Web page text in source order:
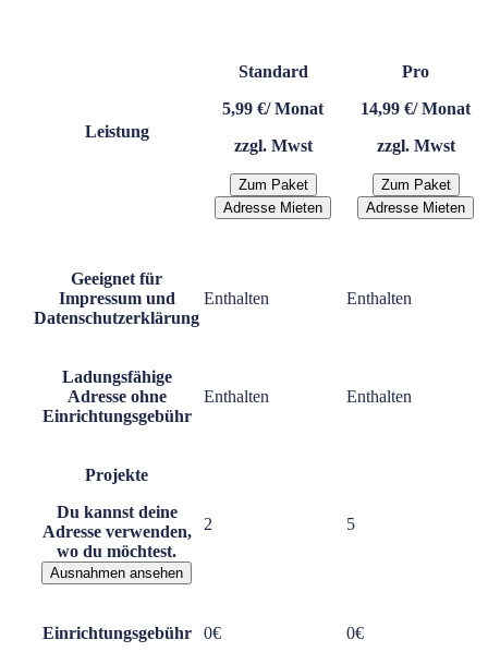
Leistung
Standard
5,99 €/ Monat
zzgl. Mwst
Zum Paket
Adresse Mieten
Pro
14,99 €/ Monat
zzgl. Mwst
Zum Paket
Adresse Mieten
Geeignet für
Impressum und
Datenschutzerklärung
Enthalten Enthalten
Ladungsfähige
Adresse ohne
Einrichtungsgebühr
Enthalten Enthalten
Projekte
Du kannst deine
Adresse verwenden,
wo du möchtest.
Ausnahmen ansehen
2 5
Einrichtungsgebühr 0€ 0€